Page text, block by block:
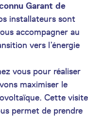
Garant de
installateurs sont
accompagner au
vers l’énergie
vous pour réaliser
maximiser le
Cette visite
permet de prendre